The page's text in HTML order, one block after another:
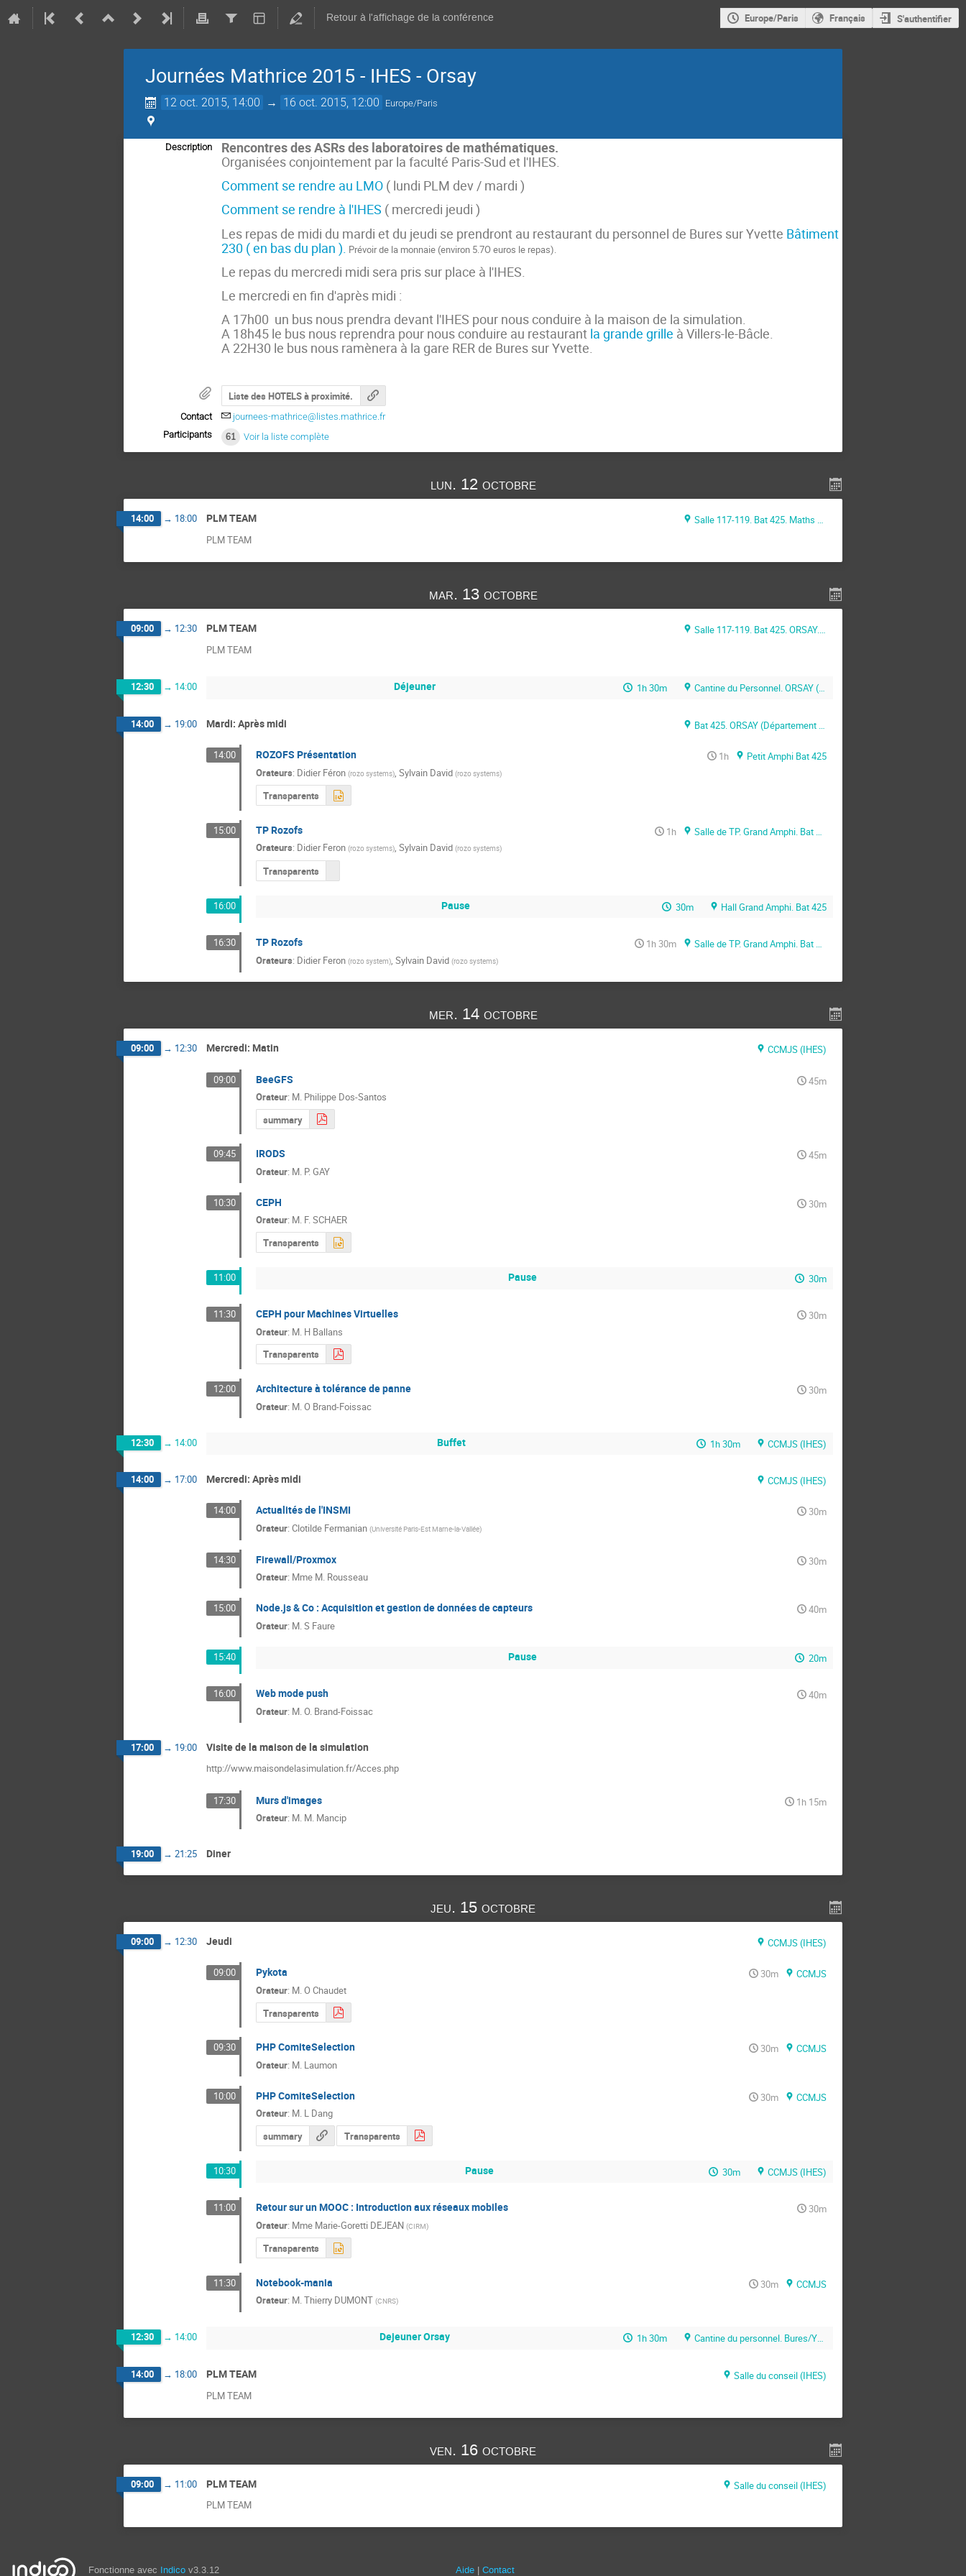
Retour à l'affichage de la conférence Europe/Paris Français S'authentifier
Journées Mathrice 2015 - IHES - Orsay
12 oct. 2015, 14:00 → 16 oct. 2015, 12:00 Europe/Paris
Description
Rencontres des ASRs des laboratoires de mathématiques.
Organisées conjointement par la faculté Paris-Sud et l'IHES.
Comment se rendre au LMO ( lundi PLM dev / mardi )
Comment se rendre à l'IHES ( mercredi jeudi )
Les repas de midi du mardi et du jeudi se prendront au restaurant du personnel de Bures sur Yvette Bâtiment
230 ( en bas du plan ). Prévoir de la monnaie (environ 5.7O euros le repas).
Le repas du mercredi midi sera pris sur place à l'IHES.
Le mercredi en fin d'après midi :
A 17h00 un bus nous prendra devant l'IHES pour nous conduire à la maison de la simulation.
A 18h45 le bus nous reprendra pour nous conduire au restaurant la grande grille à Villers-le-Bâcle.
A 22H30 le bus nous ramènera à la gare RER de Bures sur Yvette.
Liste des HOTELS à proximité.
Contact
journees-mathrice@listes.mathrice.fr
Participants
61 Voir la liste complète
lun. 12 octobre
14:00 → 18:00 PLM TEAM
Salle 117-119. Bat 425. Maths ORSAY
PLM TEAM
mar. 13 octobre
09:00 → 12:30 PLM TEAM
Salle 117-119. Bat 425. ORSAY. Département de Maths
PLM TEAM
12:30 → 14:00 Déjeuner 1h 30m Cantine du Personnel. ORSAY (Paris-sud)
14:00 → 19:00 Mardi: Après midi Bat 425. ORSAY (Département de Mathématiques)
14:00 ROZOFS Présentation 1h
Petit Amphi Bat 425
Orateurs: Didier Féron (rozo systems), Sylvain David (rozo systems)
Transparents
15:00 TP Rozofs 1h
Salle de TP. Grand Amphi. Bat 425
Orateurs: Didier Feron (rozo systems), Sylvain David (rozo systems)
Transparents
16:00 Pause 30m Hall Grand Amphi. Bat 425
16:30 TP Rozofs 1h 30m
Salle de TP. Grand Amphi. Bat 425
Orateurs: Didier Feron (rozo system), Sylvain David (rozo systems)
mer. 14 octobre
09:00 → 12:30 Mercredi: Matin CCMJS (IHES)
09:00 BeeGFS
45m
Orateur: M. Philippe Dos-Santos
summary
09:45 IRODS
45m
Orateur: M. P. GAY
10:30 CEPH
30m
Orateur: M. F. SCHAER
Transparents
11:00 Pause 30m
11:30 CEPH pour Machines Virtuelles
30m
Orateur: M. H Ballans
Transparents
12:00 Architecture à tolérance de panne
30m
Orateur: M.O Brand-Foissac
12:30 → 14:00 Buffet 1h 30m CCMJS (IHES)
14:00 → 17:00 Mercredi: Après midi CCMJS (IHES)
14:00 Actualités de l'INSMI
30m
Orateur: Clotilde Fermanian (Université Paris-Est Marne-la-Vallée)
14:30 Firewall/Proxmox
30m
Orateur: Mme M. Rousseau
15:00 Node.js & Co : Acquisition et gestion de données de capteurs
40m
Orateur: M.S Faure
15:40 Pause 20m
16:00 Web mode push
40m
Orateur: M.O. Brand-Foissac
17:00 → 19:00 Visite de la maison de la simulation
http://www.maisondelasimulation.fr/Acces.php
17:30 Murs d'images
1h 15m
Orateur: M. M. Mancip
19:00 → 21:25 Diner
jeu. 15 octobre
09:00 → 12:30 Jeudi CCMJS (IHES)
09:00 Pykota 30m
CCMJS
Orateur: M.O Chaudet
Transparents
09:30 PHP ComiteSelection 30m
CCMJS
Orateur: M. Laumon
10:00 PHP ComiteSelection 30m
CCMJS
Orateur: M. L Dang
summary
Transparents
10:30 Pause 30m CCMJS (IHES)
11:00 Retour sur un MOOC : Introduction aux réseaux mobiles
30m
Orateur: Mme Marie-Goretti DEJEAN (CIRM)
Transparents
11:30 Notebook-mania 30m
CCMJS
Orateur: M.Thierry DUMONT (CNRS)
12:30 → 14:00 Dejeuner Orsay 1h 30m Cantine du personnel. Bures/Yvette. Paris-Sud
14:00 → 18:00 PLM TEAM
Salle du conseil (IHES)
PLM TEAM
ven. 16 octobre
09:00 → 11:00 PLM TEAM
Salle du conseil (IHES)
PLM TEAM
Fonctionne avec Indico v3.3.12 Aide Contact